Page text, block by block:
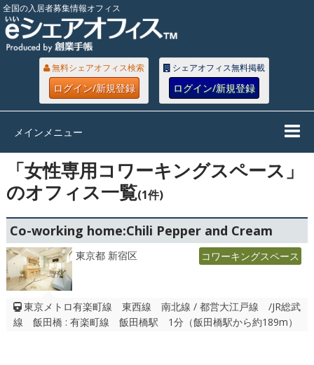
全国の入居者募集情報オフィス
無料シェアオフィス検索
ログイン/新規登録
シェアオフィス無料掲載
ログイン/新規登録
メインメニュー
「女性専用コワーキングスペース」
のオフィス一覧(1件)
Co-working home:Chili Pepper and Cream
東京都 新宿区 コワーキングスペース
東京メトロ有楽町線 東西線 南北線 / 都営大江戸線 /JR総武
線 飯田橋 : 有楽町線 飯田橋駅 1分（飯田橋駅から約189m）